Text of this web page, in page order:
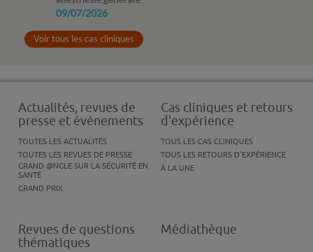
09/07/2026
Voir tous les cas cliniques
Actualités, revues de
presse et événements
TOUTES LES ACTUALITÉS
TOUTES LES REVUES DE PRESSE
GRAND @NGLE SUR LA SÉCURITÉ EN
SANTÉ
GRAND PRIX
Cas cliniques et retours
d'expérience
TOUS LES CAS CLINIQUES
TOUS LES RETOURS D'EXPÉRIENCE
À LA UNE
Revues de questions
thématiques
Médiathèque